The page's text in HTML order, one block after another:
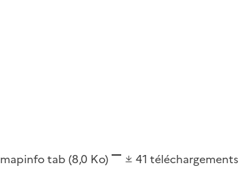
mapinfo tab (8,0 Ko) 41 téléchargements